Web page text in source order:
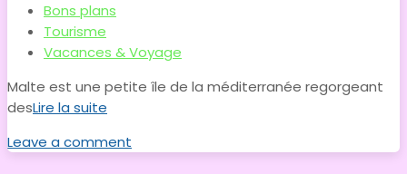
Bons plans
Tourisme
Vacances & Voyage
Malte est une petite île de la méditerranée regorgeant
desLire la suite
Leave a comment